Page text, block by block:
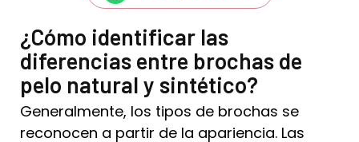
¿Cómo identificar las
diferencias entre brochas de
pelo natural y sintético?
Generalmente, los tipos de brochas se
reconocen a partir de la apariencia. Las